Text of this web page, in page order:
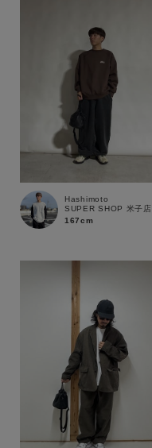
キーワード
Hashimoto
SUPER SHOP 米子店
167cm